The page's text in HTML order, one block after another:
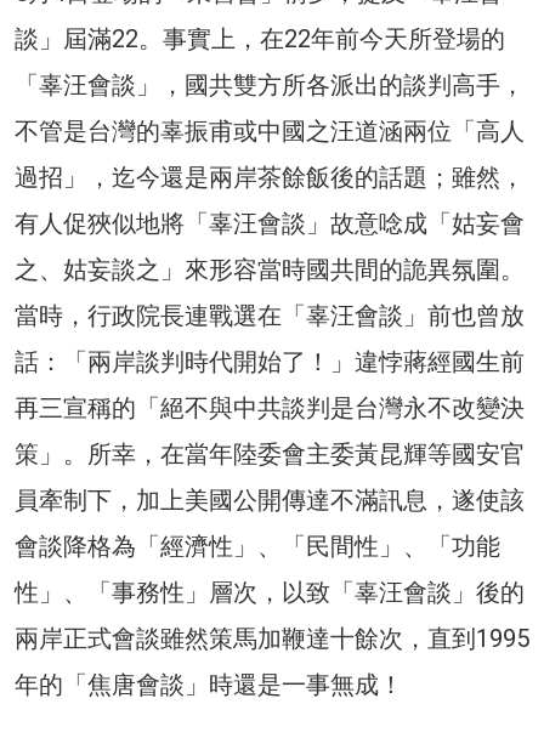
談」屆滿22。事實上，在22年前今天所登場的
「辜汪會談」，國共雙方所各派出的談判高手，
不管是台灣的辜振甫或中國之汪道涵兩位「高人
過招」，迄今還是兩岸茶餘飯後的話題；雖然，
有人促狹似地將「辜汪會談」故意唸成「姑妄會
之、姑妄談之」來形容當時國共間的詭異氛圍。
當時，行政院長連戰選在「辜汪會談」前也曾放
話：「兩岸談判時代開始了！」違悖蔣經國生前
再三宣稱的「絕不與中共談判是台灣永不改變決
策」。所幸，在當年陸委會主委黃昆輝等國安官
員牽制下，加上美國公開傳達不滿訊息，遂使該
會談降格為「經濟性」、「民間性」、「功能
性」、「事務性」層次，以致「辜汪會談」後的
兩岸正式會談雖然策馬加鞭達十餘次，直到1995
年的「焦唐會談」時還是一事無成！